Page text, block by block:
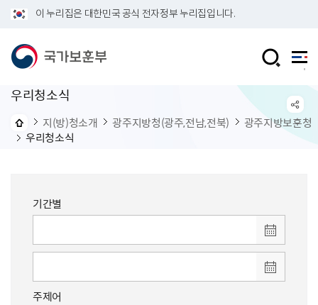
이 누리집은 대한민국 공식 전자정부 누리집입니다.
우리청소식
지(방)청소개 광주지방청(광주,전남,전북)
광주지방보훈청
우리청소식
기간별
주제어